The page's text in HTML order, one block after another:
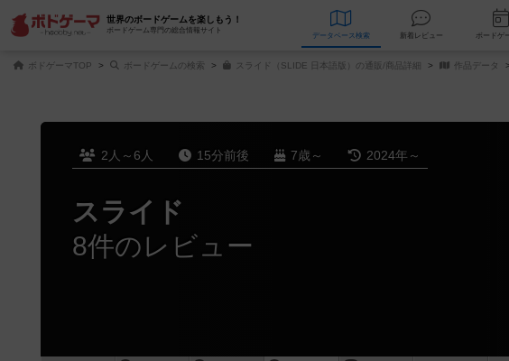
世界のボードゲームを楽しもう！
ボードゲーム専門の総合情報サイト
データベース 検索 新着レビュー
ボドゲーマTOP ボードゲームの検索 スライド（SLIDE 日本語版）の通販/商品詳細 作品データ
2人～6人 15分前後 7歳～ 2024年～
スライド
8件のレビュー